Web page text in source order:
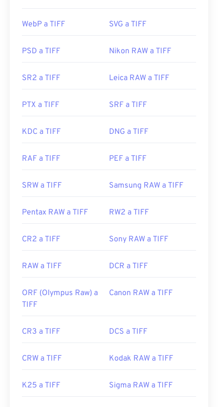
TIFF sonPhoto Viewer para Windows y
independiente que puedes usar esXnView MP
JPGsi tienes problemas para abrir archivos TIFF.
Programas alternativos comoColorStrokes
Photoshopy
también son útiles para abrir
Inc.
Lanzamiento inicial:
1986
https://www.adobe.com/creativecloud/file-
https://www.file-extensions.org/extension-de-
WebP a TIFF SVG a TIFF
PSD a TIFF Nikon RAW a TIFF
SR2 a TIFF Leica RAW a TIFF
PTX a TIFF SRF a TIFF
KDC a TIFF DNG a TIFF
RAF a TIFF PEF a TIFF
SRW a TIFF Samsung RAW a TIFF
Pentax RAW a TIFF RW2 a TIFF
CR2 a TIFF Sony RAW a TIFF
RAW a TIFF DCR a TIFF
ORF (Olympus Raw) a
TIFF
Canon RAW a TIFF
CR3 a TIFF DCS a TIFF
CRW a TIFF Kodak RAW a TIFF
K25 a TIFF Sigma RAW a TIFF